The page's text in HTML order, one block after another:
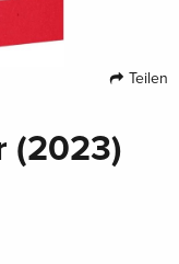
Teilen
(2023)